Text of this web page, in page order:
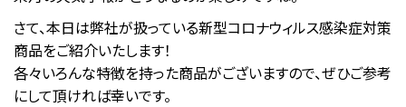
さて、本日は弊社が扱っている新型コロナウィルス感染症対策
商品をご紹介いたします！
各々いろんな特徴を持った商品がございますので、ぜひご参考
にして頂ければ幸いです。